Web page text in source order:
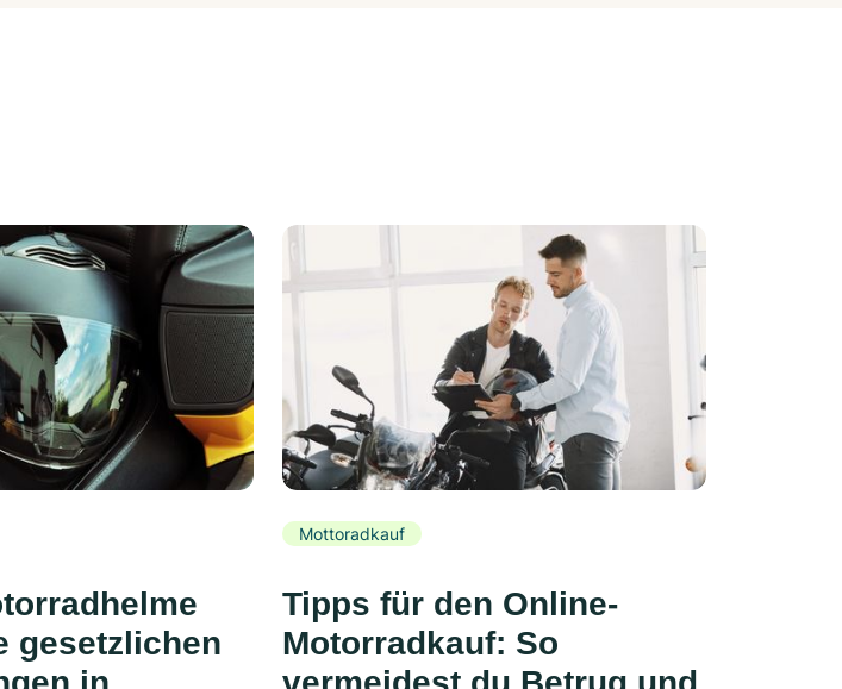
gesetzlichen
Mottoradkauf
Tipps für den Online-
Motorradkauf: So